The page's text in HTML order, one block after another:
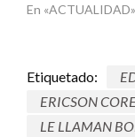
En «ACTUALIDAD»
Etiquetado:
ERICSON
LE LLAMAN